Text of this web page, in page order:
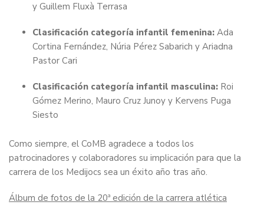
y Guillem Fluxà Terrasa
Clasificación categoría infantil femenina: Ada
Cortina Fernández, Núria Pérez Sabarich y Ariadna
Pastor Cari
Clasificación categoría infantil masculina: Roi
Gómez Merino, Mauro Cruz Junoy y Kervens Puga
Siesto
Como siempre, el CoMB agradece a todos los
patrocinadores y colaboradores su implicación para que la
carrera de los Medijocs sea un éxito año tras año.
Álbum de fotos de la 20ª edición de la carrera atlética